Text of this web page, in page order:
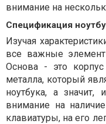
внимание на
Спецификация
Изучая
все важные
Основа - это корпус
металла, который
ноутбука, а значит,
внимание на
клавиатуры, на его